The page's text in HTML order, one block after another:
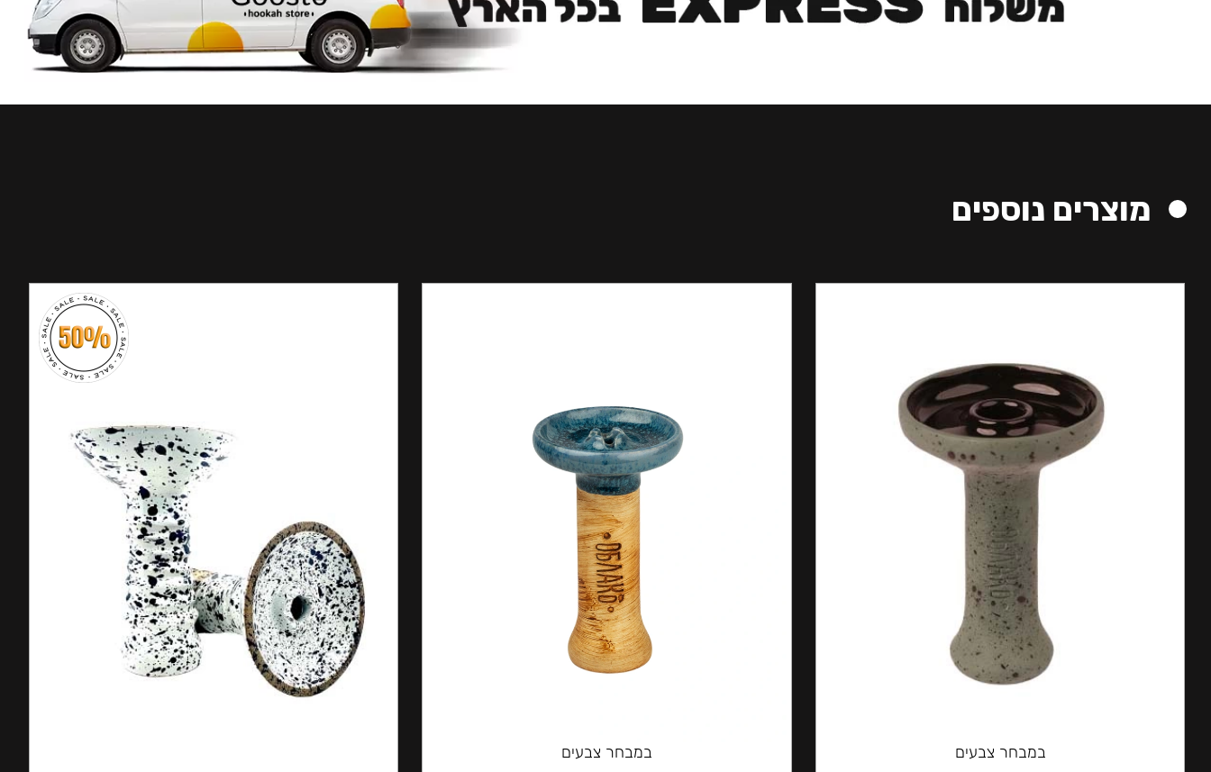
מוצרים נוספים
במבחר צבעים במבחר צבעים